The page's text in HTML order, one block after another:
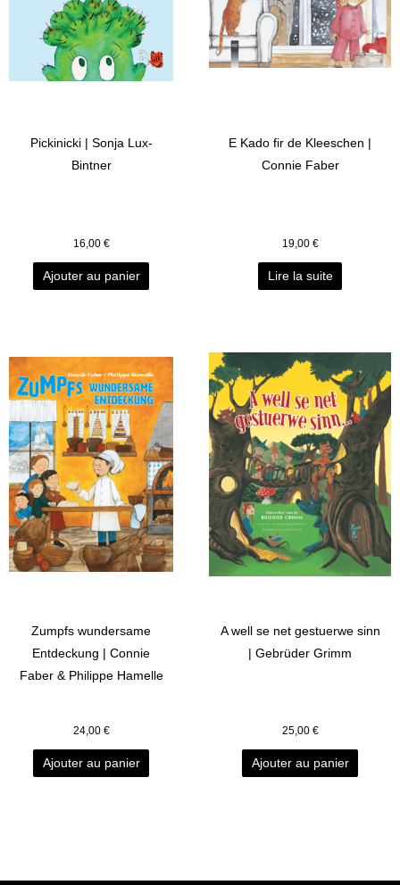
Pickinicki | Sonja Lux-
Bintner
16,00 €
Ajouter au panier
E Kado fir de Kleeschen |
Connie Faber
19,00 €
Lire la suite
Zumpfs wundersame
Entdeckung | Connie
Faber & Philippe Hamelle
24,00 €
Ajouter au panier
A well se net gestuerwe sinn
| Gebrüder Grimm
25,00 €
Ajouter au panier